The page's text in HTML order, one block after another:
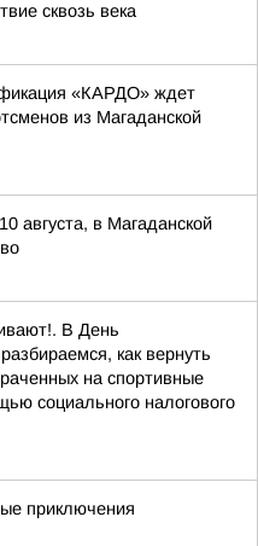
сквозь века
«КАРДО» ждет
из Магаданской
августа, в Магаданской
В День
как вернуть
на спортивные
социального налогового
приключения